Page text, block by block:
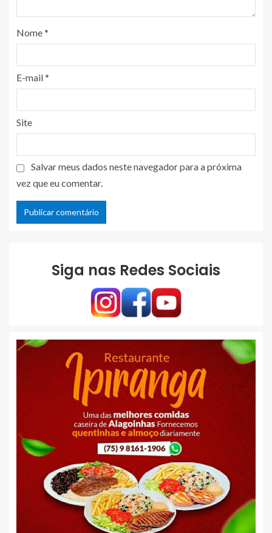
Nome*
E-mail*
Site
Salvar meus dados neste navegador para a próxima
vez que eu comentar.
Siga nas Redes Sociais